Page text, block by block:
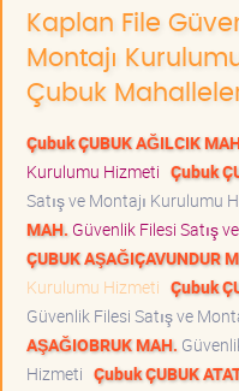
Kaplan File
Montajı
Çubuk
Çubuk ÇUBUK AĞILCIK
Kurulumu Hizmeti Çubuk
Satış ve Montajı Kurulumu
MAH. Güvenlik Filesi Satış
ÇUBUK AŞAĞIÇAVUNDUR
Kurulumu Hizmeti Çubuk
Güvenlik Filesi Satış ve
AŞAĞIOBRUK MAH.
Hizmeti Çubuk ÇUBUK